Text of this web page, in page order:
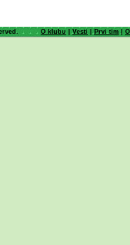
O klubu |Vesti | Prvi tim |